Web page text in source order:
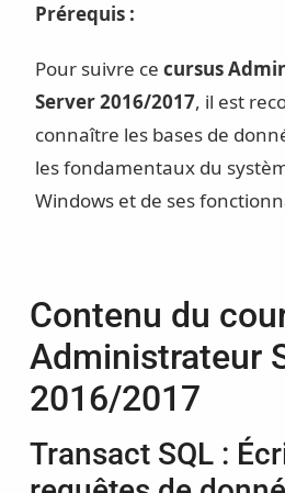
Prérequis :
Pour suivre ce cursus
Server 2016/2017, il est
connaître les bases de
les fondamentaux du
Windows et de ses
Contenu du
Administrateur
2016/2017
Transact SQL :